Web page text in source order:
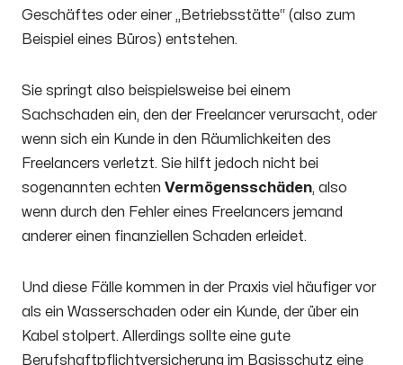
Geschäftes oder einer „Betriebsstätte“ (also zum
Beispiel eines Büros) entstehen.
Sie springt also beispielsweise bei einem
Sachschaden ein, den der Freelancer verursacht, oder
wenn sich ein Kunde in den Räumlichkeiten des
Freelancers verletzt. Sie hilft jedoch nicht bei
sogenannten echten Vermögensschäden, also
wenn durch den Fehler eines Freelancers jemand
anderer einen finanziellen Schaden erleidet.
Und diese Fälle kommen in der Praxis viel häufiger vor
als ein Wasserschaden oder ein Kunde, der über ein
Kabel stolpert. Allerdings sollte eine gute
Berufshaftpflichtversicherung im Basisschutz eine